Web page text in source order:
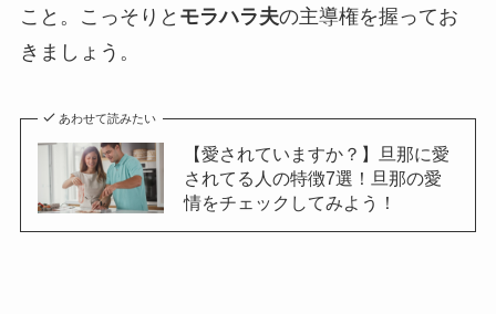
こと。こっそりと モラハラ夫の主導権を握ってお
きましょう。
あわせて読みたい
【愛されていますか？】旦那に愛
されてる人の特徴7選！旦那の愛
情をチェックしてみよう！